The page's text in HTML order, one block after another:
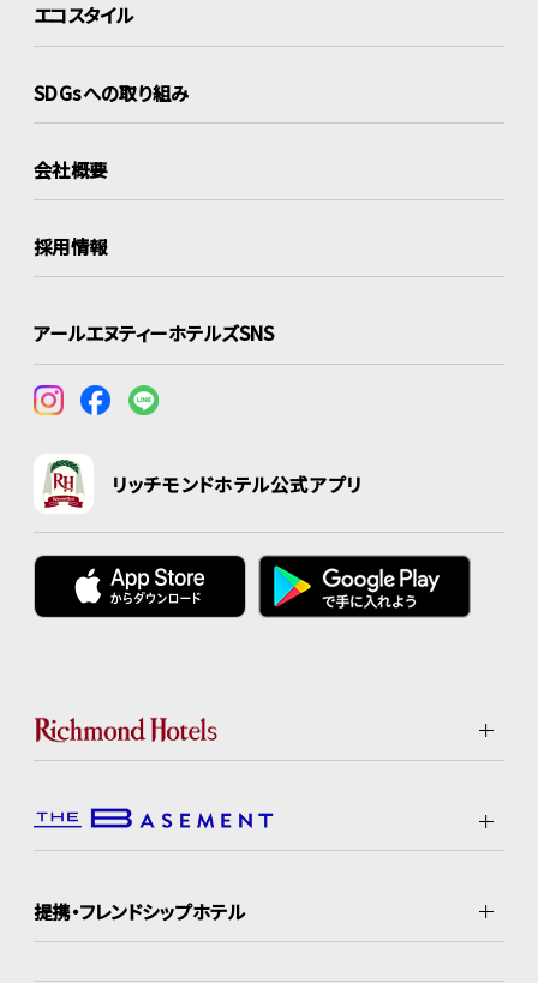
エコスタイル
SDGsへの取り組み
会社概要
採用情報
アールエヌティーホテルズSNS
リッチモンドホテル公式アプリ
提携・フレンドシップホテル